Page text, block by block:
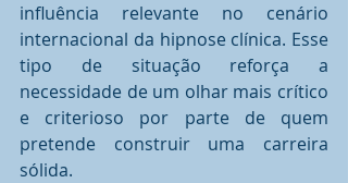
influência relevante no cenário
internacional da hipnose clínica. Esse
tipo de situação reforça a
necessidade de um olhar mais crítico
e criterioso por parte de quem
pretende construir uma carreira
sólida.